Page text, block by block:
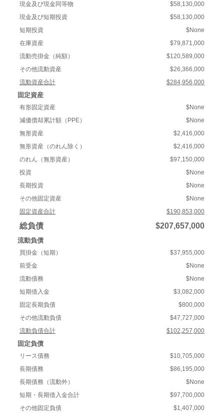
現金及び現金同等物
$58,130,000
現金及び短期投資
$58,130,000
短期投資
$None
在庫資産
$79,871,000
流動売掛金（純額）
$120,589,000
その他流動資産
$26,366,000
流動資産合計
$284,956,000
固定資産
有形固定資産
$None
減価償却累計額（PPE）
$None
無形資産
$2,416,000
無形資産（のれん除く）
$2,416,000
のれん（無形資産）
$97,150,000
投資
$None
長期投資
$None
その他固定資産
$None
固定資産合計
$190,853,000
総負債 $207,657,000
流動負債
買掛金（短期）
$37,955,000
前受金
$None
流動債務
$None
短期借入金
$3,082,000
固定長期負債
$800,000
その他流動負債
$47,727,000
流動負債合計
$102,257,000
固定負債
リース債務
$10,705,000
長期債務
$86,195,000
長期債務（流動外）
$None
短期・長期借入金合計
$97,700,000
その他固定負債
$1,407,000